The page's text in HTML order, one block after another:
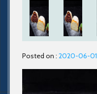
Posted on : 2020-06-01